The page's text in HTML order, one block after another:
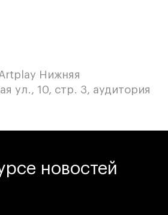
Нижняя
ул., 10, стр. 3, аудитория
новостей